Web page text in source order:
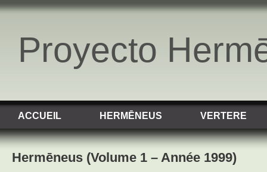
Proyecto
ACCUEIL HERMĒNEUS VERTERE
Hermēneus (Volume 1 – Année 1999)